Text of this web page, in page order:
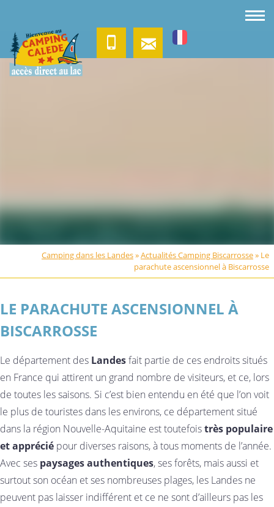
Camping dans les Landes»Actualités Camping Biscarrosse» Le
parachute ascensionnel à Biscarrosse
LE PARACHUTE ASCENSIONNEL À
BISCARROSSE
Le département des Landesfait partie de ces endroits situés
en France qui attirent un grand nombre de visiteurs, et ce, lors
de toutes les saisons. Si c’est bien entendu en été que l’on voit
le plus de touristes dans les environs, ce département situé
dans la région Nouvelle-Aquitaine est toutefoistrès populaire
et apprécié pour diverses raisons, à tous moments de l’année.
Avec ses paysages authentiques, ses forêts, mais aussi et
surtout son océan et ses nombreuses plages, les Landes ne
peuvent pas laisser indifférent et ce ne sont d’ailleurs pas les